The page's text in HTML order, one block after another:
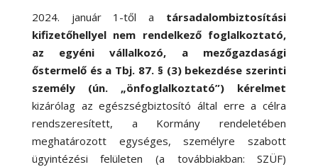
2024. január 1-től a társadalombiztosítási
kifizetőhellyel nem rendelkező foglalkoztató,
az egyéni vállalkozó, a mezőgazdasági
őstermelő és a Tbj. 87. § (3) bekezdése szerinti
személy (ún. „önfoglalkoztató”) kérelmet
kizárólag az egészségbiztosító által erre a célra
rendszeresített, a Kormány rendeletében
meghatározott egységes, személyre szabott
ügyintézési felületen (a továbbiakban: SZÜF)